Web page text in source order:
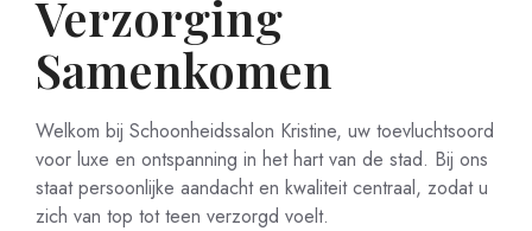
Verzorging
Samenkomen
Welkom bij Schoonheidssalon Kristine, uw toevluchtsoord
voor luxe en ontspanning in het hart van de stad. Bij ons
staat persoonlijke aandacht en kwaliteit centraal, zodat u
zich van top tot teen verzorgd voelt.